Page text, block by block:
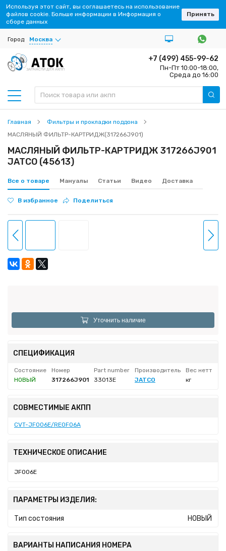
Город Москва
ЗАПЧАСТИ ДЛЯ АКПП
+7 (499) 455-99-62
Пн-Пт 10:00-18:00,
Среда до 16:00
Главная
Фильтры и прокладки поддона
МАСЛЯНЫЙ ФИЛЬТР-КАРТРИДЖ(317266J901)
МАСЛЯНЫЙ ФИЛЬТР-КАРТРИДЖ 317266J901
JATCO (45613)
Все о товаре Мануалы Статьи Видео Доставка
В избранное Поделиться
Уточнить наличие
СПЕЦИФИКАЦИЯ
Состояние Номер Part number Производитель
Вес нетто
НОВЫЙ
317266J901 33013E JATCO кг
СОВМЕСТИМЫЕ АКПП
CVT-JF006E/RE0F06A
ТЕХНИЧЕСКОЕ ОПИСАНИЕ
JF006E
ПАРАМЕТРЫ ИЗДЕЛИЯ:
Тип состояния НОВЫЙ
ВАРИАНТЫ НАПИСАНИЯ НОМЕРА
Используя этот сайт, вы соглашаетесь на использование
файлов cookie. Больше информации в Информация о
сборе данных
Принять